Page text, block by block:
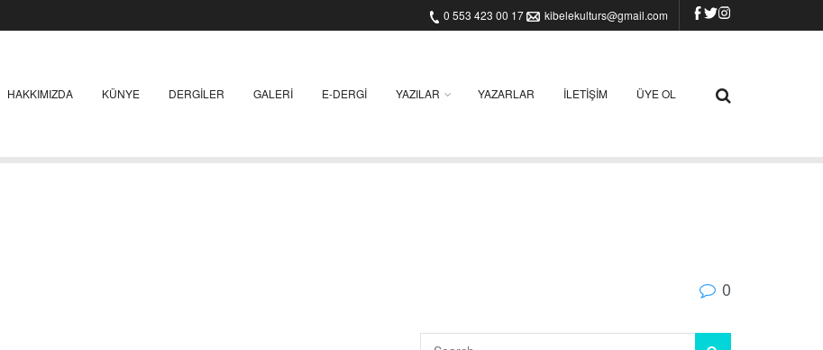
0 553 423 00 17 kibelekulturs@gmail.com
HAKKIMIZDA KÜNYE DERGILER GALERI E-DERGI YAZILAR YAZARLAR İLETIŞIM ÜYE OL
0